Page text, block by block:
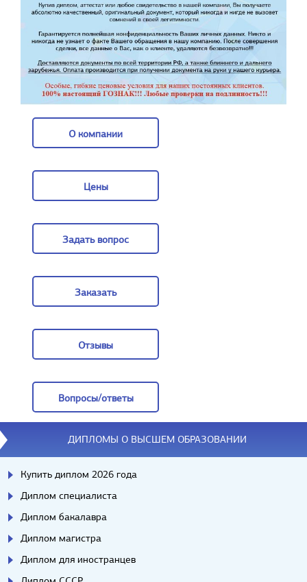
О компании
Цены
Задать вопрос
Заказать
Отзывы
Вопросы/ответы
Вопросы/ответы
ДИПЛОМЫ О ВЫСШЕМ ОБРАЗОВАНИИ
Купить диплом 2026 года
Диплом специалиста
Диплом бакалавра
Диплом магистра
Диплом для иностранцев